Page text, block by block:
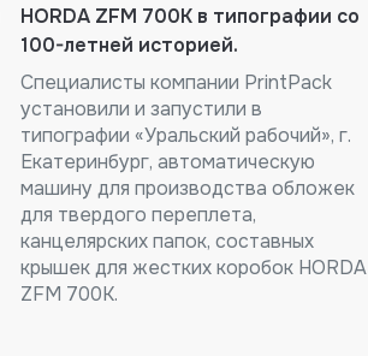
HORDA ZFM 700K в типографии со
100-летней историей.
Специалисты компании PrintPack
установили и запустили в
типографии «Уральский рабочий», г.
Екатеринбург, автоматическую
машину для производства обложек
для твердого переплета,
канцелярских папок, составных
крышек для жестких коробок HORDA
ZFM 700K.